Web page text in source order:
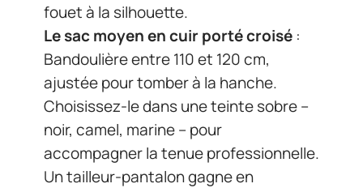
fouet à la silhouette.
Le sac moyen en cuir porté croisé :
Bandoulière entre 110 et 120 cm,
ajustée pour tomber à la hanche.
Choisissez-le dans une teinte sobre –
noir, camel, marine – pour
accompagner la tenue professionnelle.
Un tailleur-pantalon gagne en